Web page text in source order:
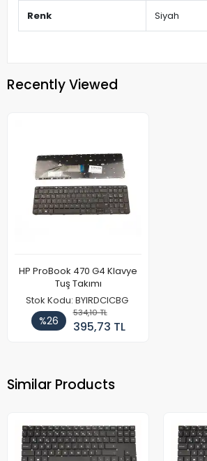
Renk Siyah
Recently Viewed
HP ProBook 470 G4 Klavye
Tuş Takımı
Stok Kodu: BYIRDCICBG
%26
534,10 TL
395,73 TL
Similar Products